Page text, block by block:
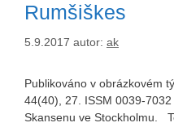
Rumšiškes
5.9.2017 autor: ak
Publikováno v obrázkovém
44(40), 27. ISSM 0039-
Skansenu ve Stockholmu.